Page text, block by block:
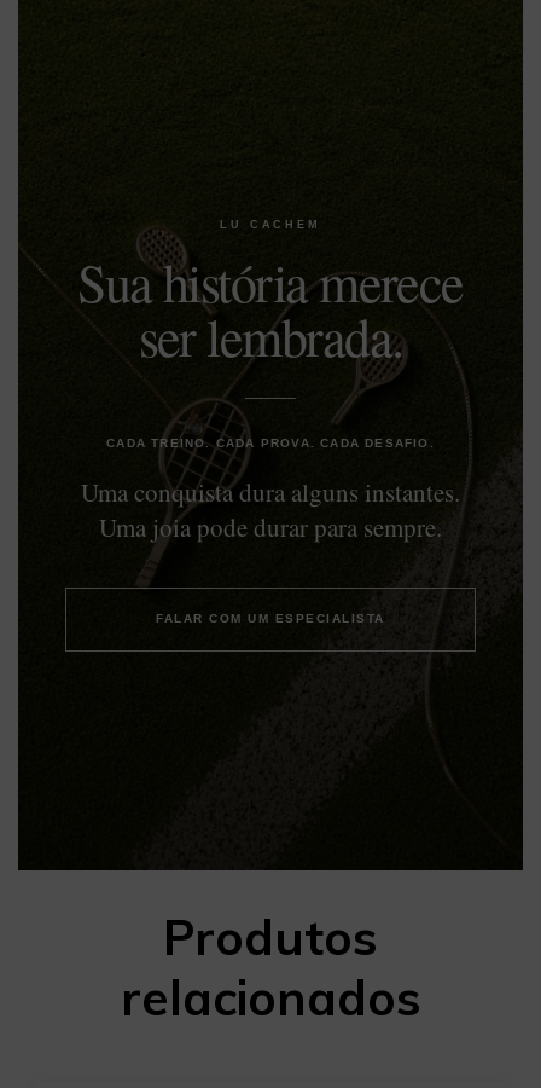
LU CACHEM
Sua história merece
ser lembrada.
CADA TREINO. CADA PROVA. CADA DESAFIO.
Uma conquista dura alguns instantes.
Uma joia pode durar para sempre.
FALAR COM UM ESPECIALISTA
Produtos
relacionados